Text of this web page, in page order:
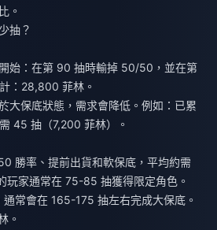
。
抽？
始：在第 90 抽時輸掉 50/50，並在第
：28,800 菲林。
大保底狀態，需求會降低。例如：已累
45 抽（7,200 菲林）。
勝率、提前出貨和軟保底，平均約需
家通常在 75-85 抽獲得限定角色。
常會在 165-175 抽左右完成大保底。
。